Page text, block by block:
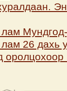
26 дахь